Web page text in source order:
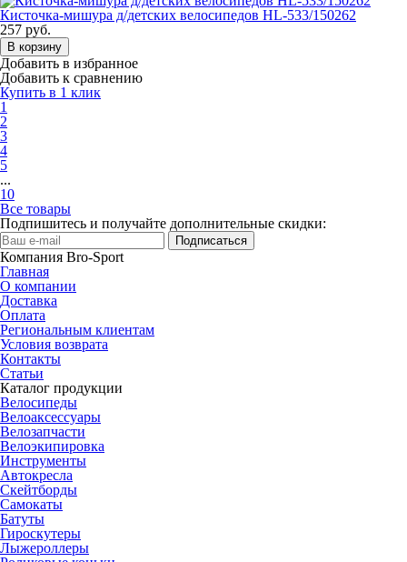
Кисточка-мишура д/детских велосипедов HL-533/150262
257 руб.
В корзину
Добавить в избранное
Добавить к сравнению
Купить в 1 клик
1
2
3
4
5
...
10
Все товары
Подпишитесь и получайте дополнительные скидки:
Подписаться
Компания Bro-Sport
Главная
О компании
Доставка
Оплата
Региональным клиентам
Условия возврата
Контакты
Статьи
Каталог продукции
Велосипеды
Велоаксессуары
Велозапчасти
Велоэкипировка
Инструменты
Автокресла
Скейтборды
Самокаты
Батуты
Гироскутеры
Лыжероллеры